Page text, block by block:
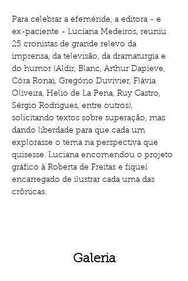
Para celebrar a efeméride, a editora - e
ex-paciente - Luciana Medeiros, reuniu
25 cronistas de grande relevo da
imprensa, da televisão, da dramaturgia e
do humor (Aldir, Blanc, Arthur Dapieve,
Córa Ronai, Gregório Duvivier, Flávia
Oliveira, Helio de La Pena, Ruy Castro,
Sérgio Rodrigues, entre outros),
solicitando textos sobre superação, mas
dando liberdade para que cada um
explorasse o tema na perspectiva que
quisesse. Luciana encomendou o projeto
gráfico à Roberta de Freitas e fiquei
encarregado de ilustrar cada uma das
crônicas.
Galeria